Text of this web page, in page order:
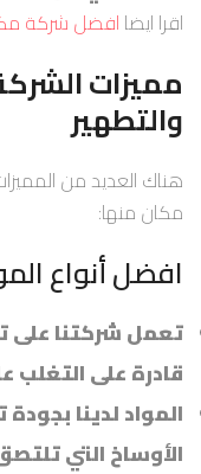
اقرا ايضا افضل شركة مكافحة
مميزات
والتطهير
هناك العديد من
مكان منها:
افضل أنواع
تعمل شركتنا على
قادرة على التغلب
المواد لدينا
الأوساخ التي